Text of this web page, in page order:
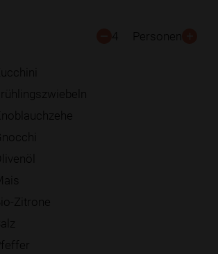
4 Personen
Zitrone